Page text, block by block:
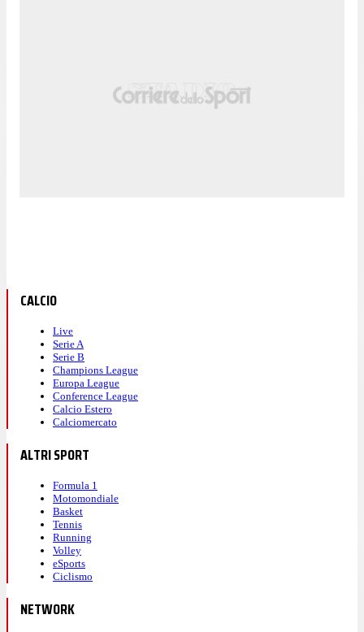
CALCIO
Live
Serie A
Serie B
Champions League
Europa League
Conference League
Calcio Estero
Calciomercato
ALTRI SPORT
Formula 1
Motomondiale
Basket
Tennis
Running
Volley
eSports
Ciclismo
NETWORK